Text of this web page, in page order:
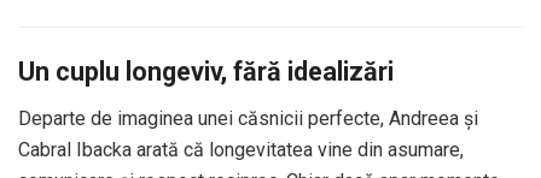
Un cuplu longeviv, fără idealizări
Departe de imaginea unei căsnicii perfecte, Andreea și
Cabral Ibacka arată că longevitatea vine din asumare,